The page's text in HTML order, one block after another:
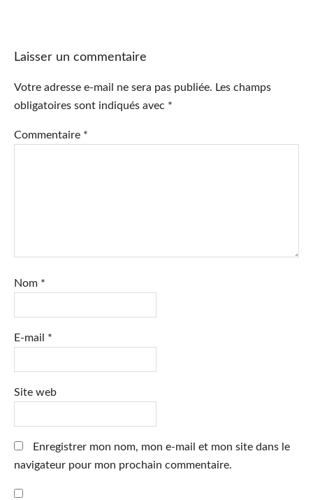
Laisser un commentaire
Votre adresse e-mail ne sera pas publiée. Les champs
obligatoires sont indiqués avec *
Commentaire *
Nom *
E-mail *
Site web
Enregistrer mon nom, mon e-mail et mon site dans le
navigateur pour mon prochain commentaire.